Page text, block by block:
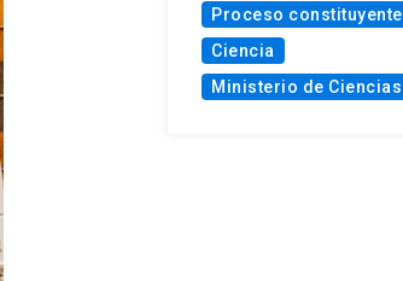
Proceso constituyente
Ciencia
Ministerio de Ciencias